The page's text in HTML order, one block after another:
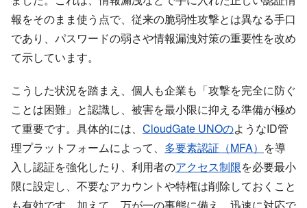
報をそのまま使う点で、従来の脆弱性攻撃とは異なる手口
であり、パスワードの弱さや情報漏洩対策の重要性を改め
て示しています。
こうした状況を踏まえ、個人も企業も「攻撃を完全に防ぐ
ことは困難」と認識し、被害を最小限に抑える準備が極め
て重要です。具体的には、 CloudGate UNOのようなID管
理プラットフォームによって、 多要素認証（MFA） を導
入し認証を強化したり、利用者のアクセス制限を必要最小
限に設定し、不要なアカウントや特権は削除しておくこと